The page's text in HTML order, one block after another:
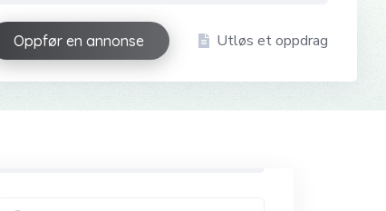
Oppfør en annonse Utløs et oppdrag